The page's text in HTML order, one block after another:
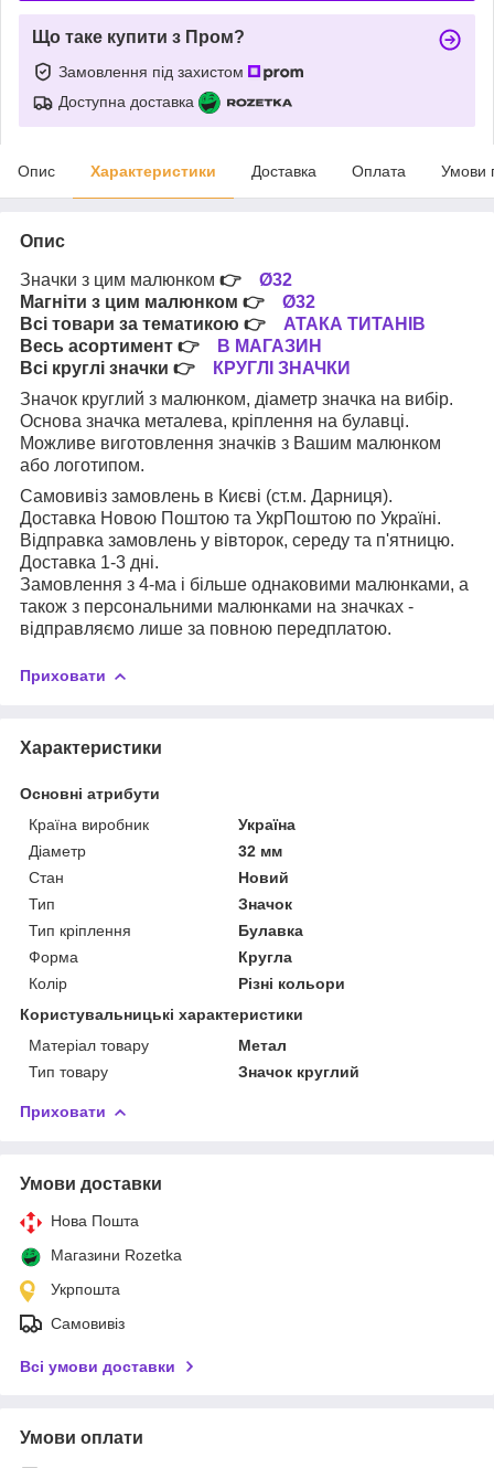
Що таке купити з Пром?
Замовлення під захистом
Доступна доставка
Опис Характеристики Доставка Оплата Умови
Опис
Значки з цим малюнком 👉 Ø32
Магніти з цим малюнком 👉 Ø32
Всі товари за тематикою 👉 АТАКА ТИТАНІВ
Весь асортимент 👉
В МАГАЗИН
Всі круглі значки 👉
КРУГЛІ ЗНАЧКИ
Значок круглий з малюнком, діаметр значка на вибір.
Основа значка металева, кріплення на булавці.
Можливе виготовлення значків з Вашим малюнком
або логотипом.
Самовивіз замовлень в Києві (ст.м. Дарниця).
Доставка Новою Поштою та УкрПоштою по Україні.
Відправка замовлень у вівторок, середу та п'ятницю.
Доставка 1-3 дні.
Замовлення з 4-ма і більше однаковими малюнками, а
також з персональними малюнками на значках -
відправляємо лише за повною передплатою.
Приховати
Характеристики
Основні атрибути
Країна виробник
Україна
Діаметр
32 мм
Стан
Новий
Тип
Значок
Тип кріплення
Булавка
Форма
Кругла
Колір
Різні кольори
Користувальницькі характеристики
Матеріал товару
Метал
Тип товару
Значок круглий
Приховати
Умови доставки
Нова Пошта
Магазини Rozetka
Укрпошта
Самовивіз
Всі умови доставки
Умови оплати